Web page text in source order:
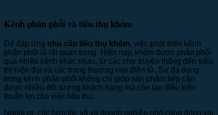
Kênh phân phối và tiêu thụ khóm
Để đáp ứng nhu cầu tiêu thụ khóm, việc phát triển kênh
phân phối là rất quan trọng. Hiện nay, khóm được phân phối
qua nhiều kênh khác nhau, từ các chợ truyền thống đến siêu
thị hiện đại và các trang thương mại điện tử. Sự đa dạng
trong kênh phân phối không chỉ giúp sản phẩm tiếp cận
được nhiều đối tượng khách hàng mà còn tạo điều kiện
thuận lợi cho việc tiêu thụ.
Ngoài ra, các hợp tác xã và doanh nghiệp nhỏ cũng đóng vai